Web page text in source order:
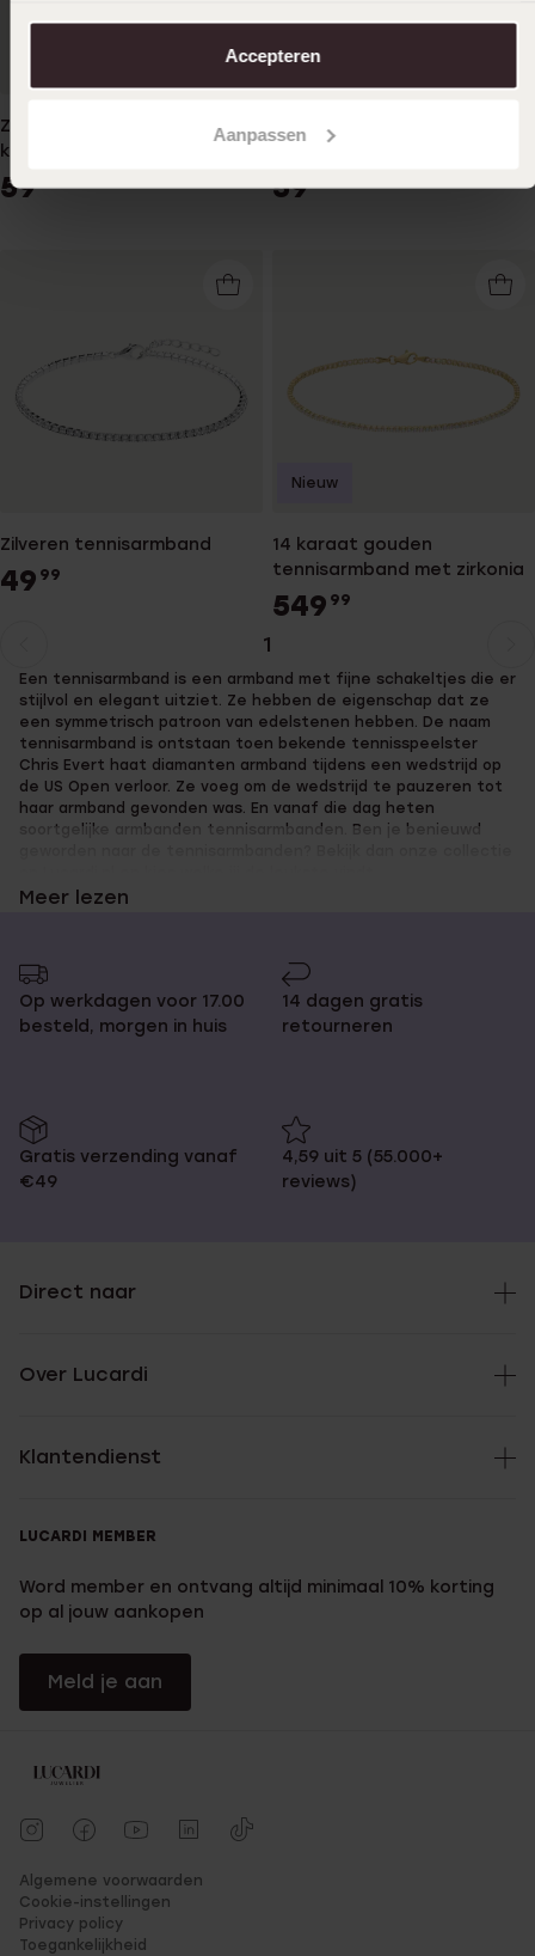
aanpassen. Lees er meer over in onscookiebeleid.
Accepteren
Aanpassen
Zilveren tennisarmband
kristal white
59
Zilveren goldplated
59
Zilveren tennisarmband
49 99
14 karaat gouden
tennisarmband met zirkonia
549 99
Nieuw
pagina
1
naar
pagina
Een tennisarmband is een armband met fijne schakeltjes die er
stijlvol en elegant uitziet. Ze hebben de eigenschap dat ze
een symmetrisch patroon van edelstenen hebben. De naam
tennisarmband is ontstaan toen bekende tennisspeelster
Chris Evert haat diamanten armband tijdens een wedstrijd op
de US Open verloor. Ze voeg om de wedstrijd te pauzeren tot
haar armband gevonden was. En vanaf die dag heten
soortgelijke armbanden tennisarmbanden. Ben je benieuwd
Kies je diamanten tennis armband!
elegante twist kunnen geven. Ze hebben een sluiting aan de
achterkant, dus let welke maat je koopt, want je nieuwe
tennisarmband moet natuurlijk niet te groot of te klein zijn!
gouden ketting in het winkelmandje en klik op bestellen!
met de chique tennisarmbanden!
Meer lezen
Op werkdagen voor 17.00
besteld, morgen in huis
14 dagen gratis
retourneren
Gratis verzending vanaf
€49
4,59 uit 5 (55.000+
reviews)
Direct naar
Over Lucardi
Klantendienst
LUCARDI MEMBER
Word member en ontvang altijd minimaal 10% korting
op al jouw aankopen
Meld je aan
Algemene voorwaarden
Cookie-instellingen
Privacy policy
Toegankelijkheid